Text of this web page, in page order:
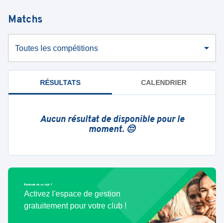
Matchs
Toutes les compétitions
RÉSULTATS CALENDRIER
Aucun résultat de disponible pour le
moment. 😔
Bénévole de ce club ?
Activez l'espace de gestion
gratuitement pour votre club !